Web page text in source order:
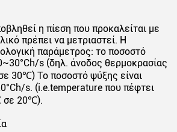
η πίεση που προκαλείται με
πρέπει να μετριαστεί. Η
παράμετρος: το ποσοστό
s (δηλ. άνοδος θερμοκρασίας
30℃) Το ποσοστό ψύξης είναι
s. (i.e.temperature που πέφτει
σε 20℃).